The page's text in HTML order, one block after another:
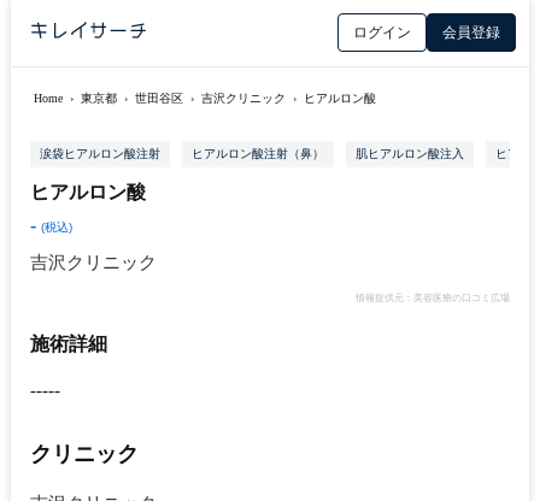
ログイン 会員登録
Home › 東京都 › 世田谷区 › 吉沢クリニック › ヒアルロン酸
涙袋ヒアルロン酸注射 ヒアルロン酸注射（鼻） 肌ヒアルロン酸注入 ヒアル
ヒアルロン酸
- (税込)
吉沢クリニック
情報提供元：美容医療の口コミ広場
施術詳細
-----
クリニック